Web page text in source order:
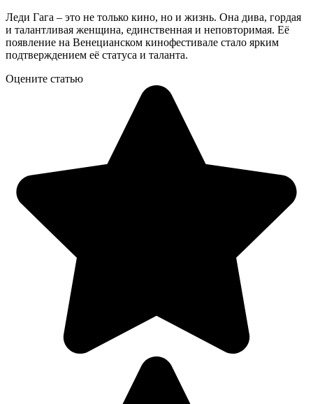
Леди Гага – это не только кино, но и жизнь. Она дива, гордая
и талантливая женщина, единственная и неповторимая. Её
появление на Венецианском кинофестивале стало ярким
подтверждением её статуса и таланта.
Оцените статью